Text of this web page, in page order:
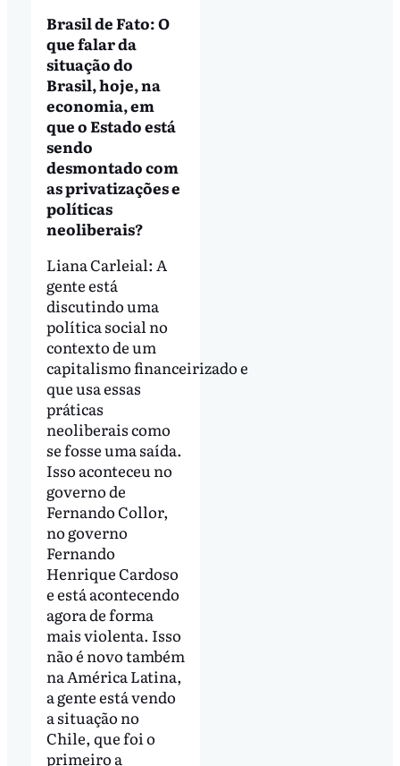
Brasil de Fato: O
que falar da
situação do
Brasil, hoje, na
economia, em
que o Estado está
sendo
desmontado com
as privatizações e
políticas
neoliberais?
Liana Carleial: A
gente está
discutindo uma
política social no
contexto de um
capitalismo financeirizado e
que usa essas
práticas
neoliberais como
se fosse uma saída.
Isso aconteceu no
governo de
Fernando Collor,
no governo
Fernando
Henrique Cardoso
e está acontecendo
agora de forma
mais violenta. Isso
não é novo também
na América Latina,
a gente está vendo
a situação no
Chile, que foi o
primeiro a